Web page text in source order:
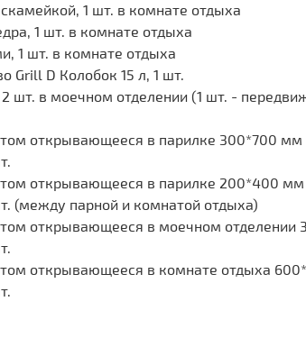
1 шт. в комнате отдыха
1 шт. в комнате отдыха
1 шт. в комнате отдыха
Grill D Колобок 15 л, 1 шт.
шт. в моечном отделении (1 шт. -
открывающееся в парилке 300*700 мм
открывающееся в парилке 200*400 мм
(между парной и комнатой отдыха)
открывающееся в моечном отделении
открывающееся в комнате отдыха